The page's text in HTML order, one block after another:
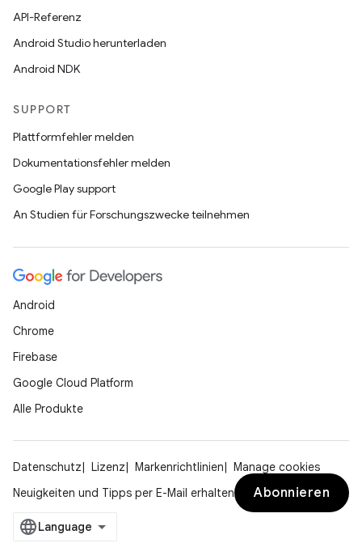
API-Referenz
Android Studio herunterladen
Android NDK
SUPPORT
Plattformfehler melden
Dokumentationsfehler melden
Google Play support
An Studien für Forschungszwecke teilnehmen
Android
Chrome
Firebase
Google Cloud Platform
Alle Produkte
Datenschutz Lizenz Markenrichtlinien
Manage cookies
Neuigkeiten und Tipps per E-Mail erhalten
Abonnieren